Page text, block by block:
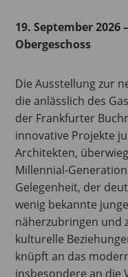
19. September 2026
Obergeschoss
Die Ausstellung zur
die anlässlich des
der Frankfurter
innovative Projekte
Architekten,
Millennial-
Gelegenheit, der
wenig bekannte
näherzubringen und
kulturelle
knüpft an das
insbesondere an die